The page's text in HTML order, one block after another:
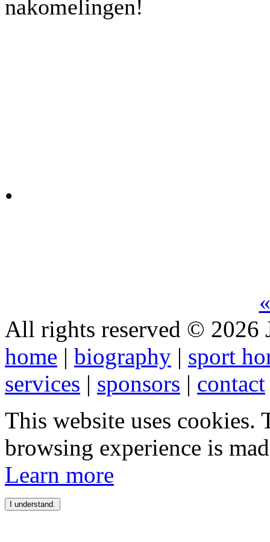
nakomelingen!
•
All rights reserved © 2026
home | biography | sport
services | sponsors | contact
This website uses cookies.
browsing experience is
Learn more
I understand.